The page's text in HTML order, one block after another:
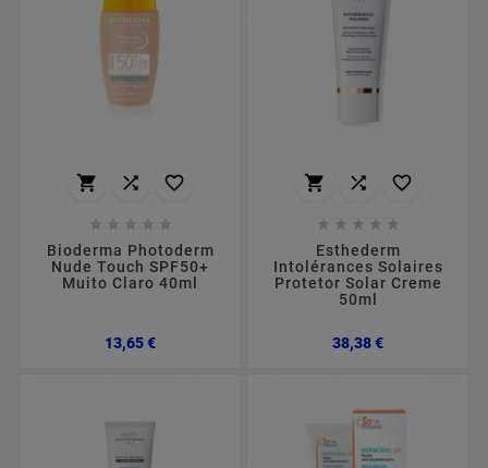
  
    
Bioderma Photoderm
Nude Touch SPF50+
Muito Claro 40ml
13,65 €Preço
  
    
Esthederm
Intolérances Solaires
Protetor Solar Creme
50ml
38,38 €Preço